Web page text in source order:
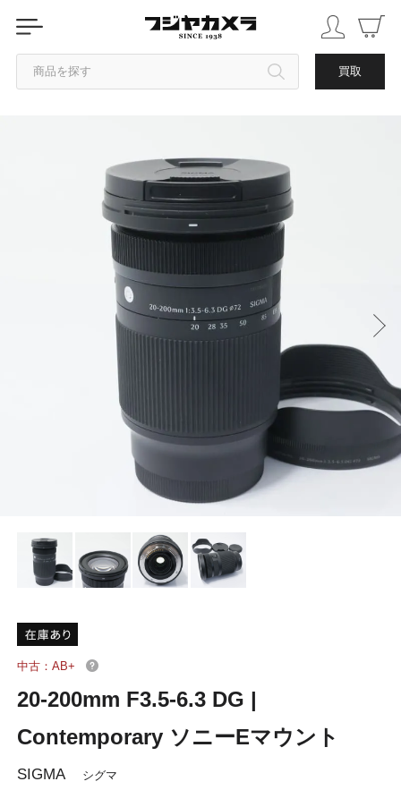
商品を探す 買取
ブランドから探す
中古：AB+
20-200mm F3.5-6.3 DG |
Contemporary ソニーEマウント
SIGMA シグマ